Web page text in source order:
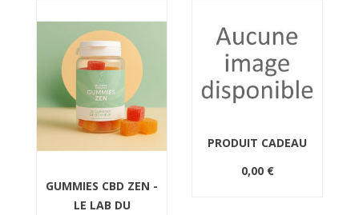
GUMMIES CBD ZEN -
LE LAB DU
PRODUIT CADEAU
0,00 €